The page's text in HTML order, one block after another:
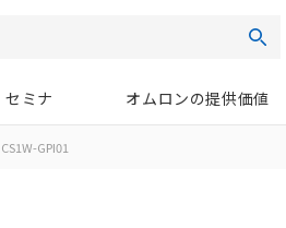
セミナ オムロンの提供価値
CS1W-GPI01